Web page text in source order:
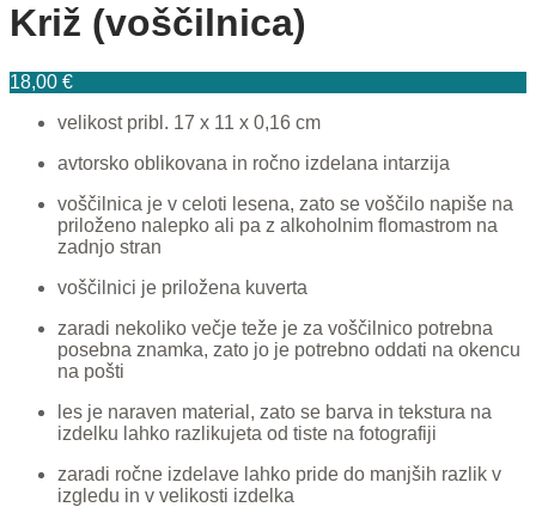
Križ (voščilnica)
18,00 €
velikost pribl. 17 x 11 x 0,16 cm
avtorsko oblikovana in ročno izdelana intarzija
voščilnica je v celoti lesena, zato se voščilo napiše na
priloženo nalepko ali pa z alkoholnim flomastrom na
zadnjo stran
voščilnici je priložena kuverta
zaradi nekoliko večje teže je za voščilnico potrebna
posebna znamka, zato jo je potrebno oddati na okencu
na pošti
les je naraven material, zato se barva in tekstura na
izdelku lahko razlikujeta od tiste na fotografiji
zaradi ročne izdelave lahko pride do manjših razlik v
izgledu in v velikosti izdelka